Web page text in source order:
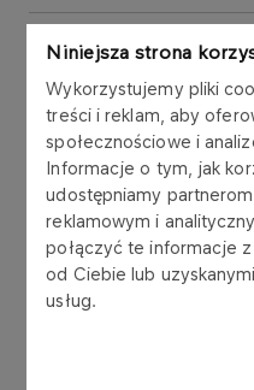
Niniejsza strona
Wykorzystujemy pliki
treści i reklam, aby
społecznościowe i
Informacje o tym, jak
udostępniamy
reklamowym i
połączyć te informacje
od Ciebie lub
usług.
Zarząd spółki Polskie
Gazownictwo S.A.
nawiązując do
dnia 2 października
złożeniu przez PAO
export (dalej łącznie
uchylenie wyroku
Arbitrażowego ad hoc
czerwca 2018 r.,